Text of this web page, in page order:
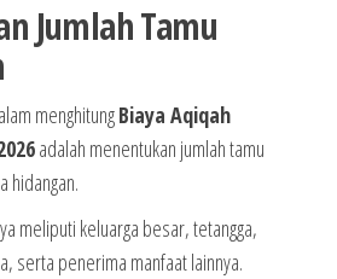
Jumlah Tamu
menghitungBiaya Aqiqah
adalah menentukan jumlah tamu
hidangan.
meliputi keluarga besar, tetangga,
serta penerima manfaat lainnya.